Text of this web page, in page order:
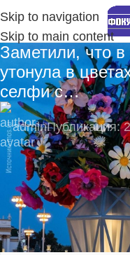
Skip to navigation
Skip to main content
Заметили, что
утонула в
селфи с…
adminПубликация:
🎁 Подпишитесь
эксклюзивные
Подпишитесь на
моментальные